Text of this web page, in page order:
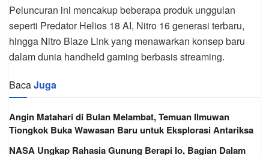
Peluncuran ini mencakup beberapa produk unggulan
seperti Predator Helios 18 AI, Nitro 16 generasi terbaru,
hingga Nitro Blaze Link yang menawarkan konsep baru
dalam dunia handheld gaming berbasis streaming.
BacaJuga
Angin Matahari di Bulan Melambat, Temuan Ilmuwan
Tiongkok Buka Wawasan Baru untuk Eksplorasi Antariksa
NASA Ungkap Rahasia Gunung Berapi Io, Bagian Dalam